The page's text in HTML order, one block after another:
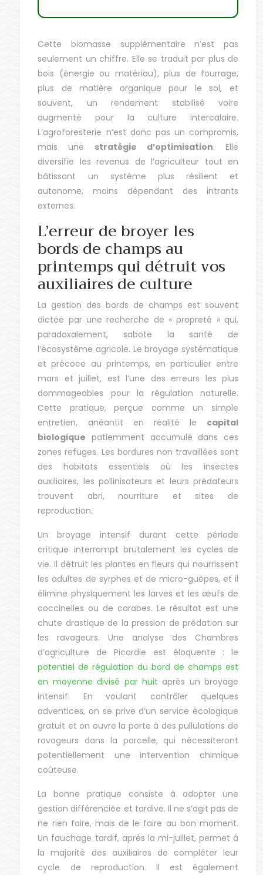
Cette biomasse supplémentaire n’est pas
seulement un chiffre. Elle se traduit par plus de
bois (énergie ou matériau), plus de fourrage,
plus de matière organique pour le sol, et
souvent, un rendement stabilisé voire
augmenté pour la culture intercalaire.
L’agroforesterie n’est donc pas un compromis,
mais une stratégie d’optimisation. Elle
diversifie les revenus de l’agriculteur tout en
bâtissant un système plus résilient et
autonome, moins dépendant des intrants
externes.
L’erreur de broyer les
bords de champs au
printemps qui détruit vos
auxiliaires de culture
La gestion des bords de champs est souvent
dictée par une recherche de « propreté » qui,
paradoxalement, sabote la santé de
l’écosystème agricole. Le broyage systématique
et précoce au printemps, en particulier entre
mars et juillet, est l’une des erreurs les plus
dommageables pour la régulation naturelle.
Cette pratique, perçue comme un simple
entretien, anéantit en réalité le capital
biologique patiemment accumulé dans ces
zones refuges. Les bordures non travaillées sont
des habitats essentiels où les insectes
auxiliaires, les pollinisateurs et leurs prédateurs
trouvent abri, nourriture et sites de
reproduction.
Un broyage intensif durant cette période
critique interrompt brutalement les cycles de
vie. Il détruit les plantes en fleurs qui nourrissent
les adultes de syrphes et de micro-guêpes, et il
élimine physiquement les larves et les œufs de
coccinelles ou de carabes. Le résultat est une
chute drastique de la pression de prédation sur
les ravageurs. Une analyse des Chambres
d’agriculture de Picardie est éloquente : le
potentiel de régulation du bord de champs est
en moyenne divisé par huit après un broyage
intensif. En voulant contrôler quelques
adventices, on se prive d’un service écologique
gratuit et on ouvre la porte à des pullulations de
ravageurs dans la parcelle, qui nécessiteront
potentiellement une intervention chimique
coûteuse.
La bonne pratique consiste à adopter une
gestion différenciée et tardive. Il ne s’agit pas de
ne rien faire, mais de le faire au bon moment.
Un fauchage tardif, après la mi-juillet, permet à
la majorité des auxiliaires de compléter leur
cycle de reproduction. Il est également